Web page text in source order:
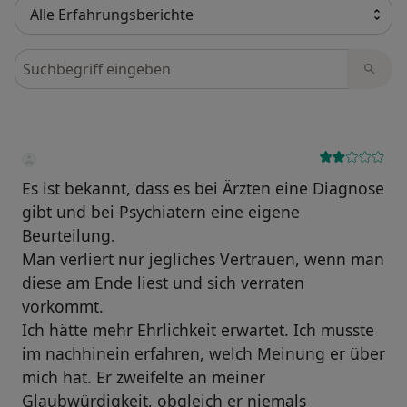
Bewertungen durchsuchen
Es ist bekannt, dass es bei Ärzten eine Diagnose
gibt und bei Psychiatern eine eigene
Beurteilung.
Man verliert nur jegliches Vertrauen, wenn man
diese am Ende liest und sich verraten
vorkommt.
Ich hätte mehr Ehrlichkeit erwartet. Ich musste
im nachhinein erfahren, welch Meinung er über
mich hat. Er zweifelte an meiner
Glaubwürdigkeit, obgleich er niemals